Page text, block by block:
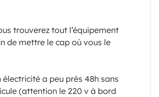
trouverez tout l’équipement
de mettre le cap où vous le
a peu près 48h sans
(attention le 220 v à bord